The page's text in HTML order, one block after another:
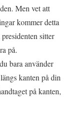
Men vet att
kommer detta
sitter
på.
bara använder
kanten på din
på kanten,